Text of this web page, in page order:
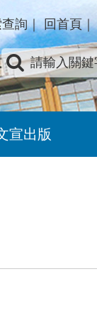
詢｜回首頁
關鍵字查詢
宣出版